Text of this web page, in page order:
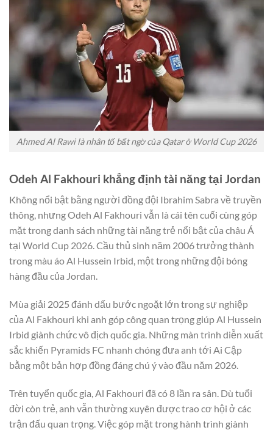
Ahmed Al Rawi là nhân tố bất ngờ của Qatar ở World Cup 2026
Odeh Al Fakhouri khẳng định tài năng tại Jordan
Không nổi bật bằng người đồng đội Ibrahim Sabra về truyền
thông, nhưng Odeh Al Fakhouri vẫn là cái tên cuối cùng góp
mặt trong danh sách những tài năng trẻ nổi bật của châu Á
tại World Cup 2026. Cầu thủ sinh năm 2006 trưởng thành
trong màu áo Al Hussein Irbid, một trong những đội bóng
hàng đầu của Jordan.
Mùa giải 2025 đánh dấu bước ngoặt lớn trong sự nghiệp
của Al Fakhouri khi anh góp công quan trọng giúp Al Hussein
Irbid giành chức vô địch quốc gia. Những màn trình diễn xuất
sắc khiến Pyramids FC nhanh chóng đưa anh tới Ai Cập
bằng một bản hợp đồng đáng chú ý vào đầu năm 2026.
Trên tuyển quốc gia, Al Fakhouri đã có 8 lần ra sân. Dù tuổi
đời còn trẻ, anh vẫn thường xuyên được trao cơ hội ở các
trận đấu quan trọng. Việc góp mặt trong hành trình giành